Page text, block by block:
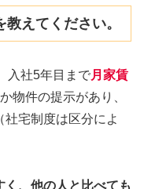
えてください。
入社5年目まで月 家賃
物件の提示があり、
宅制度は区分によ
く、他の人と比べても